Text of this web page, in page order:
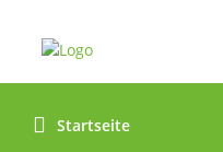
Startseite